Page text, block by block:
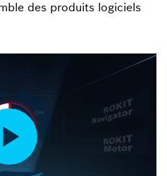
des produits logiciels